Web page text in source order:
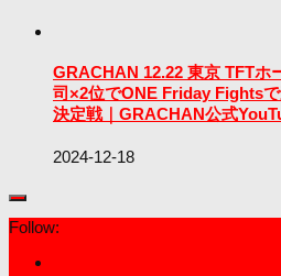
GRACHAN 12.22 東京 TFTホ
司×2位でONE Friday Fights
決定戦｜GRACHAN公式
2024-12-18
Follow: